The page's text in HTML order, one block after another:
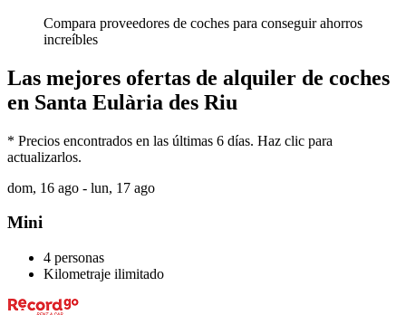
Compara proveedores de coches para conseguir ahorros
increíbles
Las mejores ofertas de alquiler de coches
en Santa Eulària des Riu
* Precios encontrados en las últimas 6 días. Haz clic para
actualizarlos.
dom, 16 ago - lun, 17 ago
Mini
4 personas
Kilometraje ilimitado